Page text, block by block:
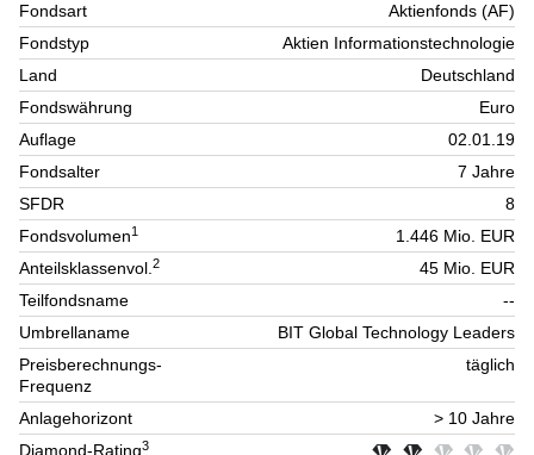
Fondsart
Aktienfonds (AF)
Fondstyp
Aktien Informationstechnologie
Land
Deutschland
Fondswährung
Euro
Auflage
02.01.19
Fondsalter
7 Jahre
SFDR
8
Fondsvolumen1
1.446 Mio. EUR
Anteilsklassenvol.2
45 Mio. EUR
Teilfondsname
--
Umbrellaname
BIT Global Technology Leaders
Preisberechnungs-
Frequenz
täglich
Anlagehorizont
> 10 Jahre
Diamond-Rating3